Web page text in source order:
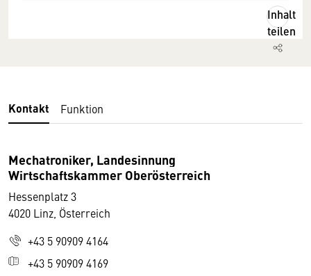
Inhalt
teilen
Kontakt Funktion
Mechatroniker, Landesinnung
Wirtschaftskammer Oberösterreich
Hessenplatz 3
4020 Linz, Österreich
+43 5 90909 4164
+43 5 90909 4169